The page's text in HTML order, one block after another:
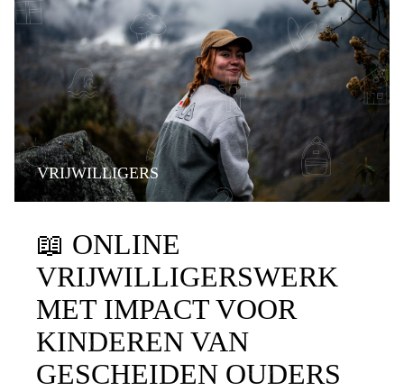
VRIJWILLIGERS
📖 ONLINE
VRIJWILLIGERSWERK
MET IMPACT VOOR
KINDEREN VAN
GESCHEIDEN OUDERS